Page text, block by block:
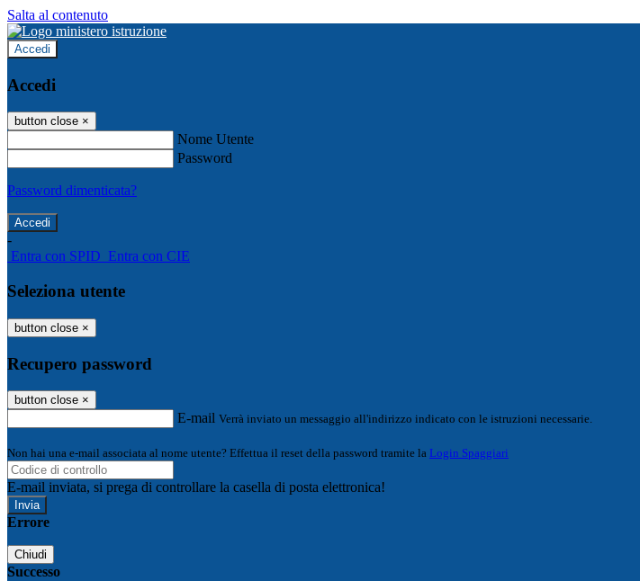
Salta al contenuto
Accedi
Accedi
button close ×
Nome Utente
Password
Password dimenticata?
-
Entra con SPID Entra con CIE
Seleziona utente
button close ×
Recupero password
button close ×
E-mail Verrà inviato un messaggio all'indirizzo indicato con le istruzioni necessarie.
Non hai una e-mail associata al nome utente? Effettua il reset della password tramite la Login Spaggiari
E-mail inviata, si prega di controllare la casella di posta elettronica!
Errore
Chiudi
Successo